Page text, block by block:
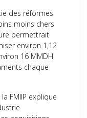
des réformes
moins chers
permettrait
environ 1,12
16 MMDH
chaque
FMIIP explique